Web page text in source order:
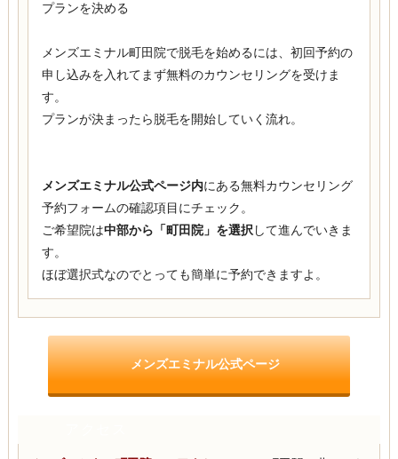
プランを決める
メンズエミナル町田院で脱毛を始めるには、初回予約の
申し込みを入れてまず無料のカウンセリングを受けま
す。
プランが決まったら脱毛を開始していく流れ。
メンズエミナル公式ページ内にある無料カウンセリング
予約フォームの確認項目にチェック。
ご希望院は中部から「町田院」を選択 して進んでいきま
す。
ほぼ選択式なのでとっても簡単に予約できますよ。
メンズエミナル公式ページ